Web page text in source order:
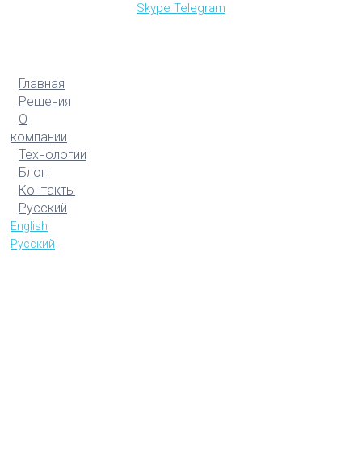
Skype Telegram
Главная
Решения
О
компании
Технологии
Блог
Контакты
Русский
English
Русский